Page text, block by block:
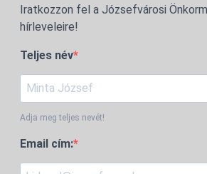
Iratkozzon fel a Józsefvárosi
hírleveleire!
Teljes név
Adja meg teljes nevét!
Email cím: